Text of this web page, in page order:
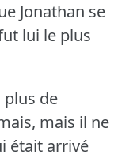
Jonathan se
lui le plus
plus de
mais il ne
était arrivé